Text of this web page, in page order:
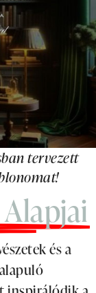
tervezett
és a